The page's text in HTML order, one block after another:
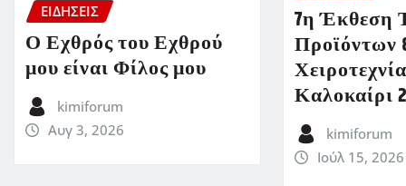
ΕΙΔΗΣΕΙΣ
Ο Εχθρός του Εχθρού
μου είναι Φίλος μου
kimiforum
Αυγ 3, 2026
7η Έκθεση
Προϊόντων
Καλοκαίρι
kimiforum
Ιούλ 15, 2026